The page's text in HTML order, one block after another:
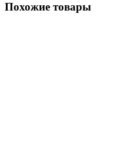
Похожие товары